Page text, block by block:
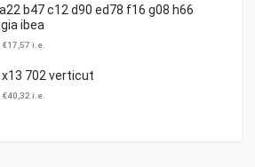
b47 c12 d90 ed78 f16 g08 h66
ibea
€17,57 i.e.
x13 702 verticut
€40,32 i.e.